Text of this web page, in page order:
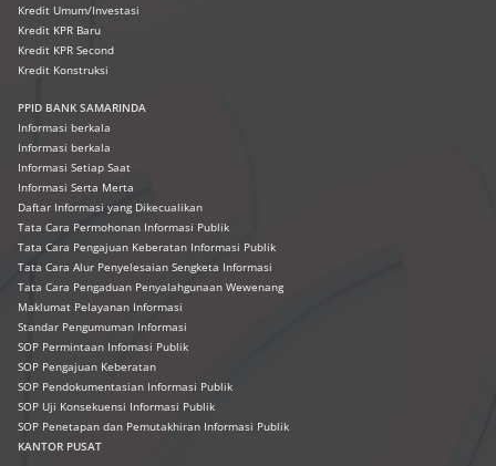
Kredit Umum/Investasi
Kredit KPR Baru
Kredit KPR Second
Kredit Konstruksi
PPID BANK SAMARINDA
Informasi berkala
Informasi berkala
Informasi Setiap Saat
Informasi Serta Merta
Daftar Informasi yang Dikecualikan
Tata Cara Permohonan Informasi Publik
Tata Cara Pengajuan Keberatan Informasi Publik
Tata Cara Alur Penyelesaian Sengketa Informasi
Tata Cara Pengaduan Penyalahgunaan Wewenang
Maklumat Pelayanan Informasi
Standar Pengumuman Informasi
SOP Permintaan Infomasi Publik
SOP Pengajuan Keberatan
SOP Pendokumentasian Informasi Publik
SOP Uji Konsekuensi Informasi Publik
SOP Penetapan dan Pemutakhiran Informasi Publik
KANTOR PUSAT